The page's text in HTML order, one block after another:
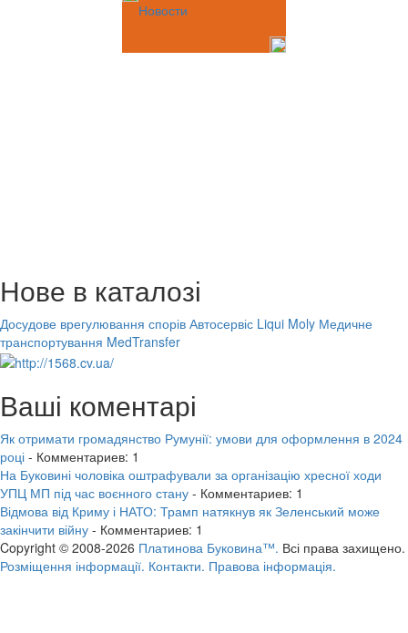
Новости
Нове в каталозі
Досудове врегулювання спорів Автосервіс Liqui Moly Медичне
транспортування MedTransfer
Ваші коментарі
Як отримати громадянство Румунії: умови для оформлення в 2024
році - Комментариев: 1
На Буковині чоловіка оштрафували за організацію хресної ходи
УПЦ МП під час воєнного стану - Комментариев: 1
Відмова від Криму і НАТО: Трамп натякнув як Зеленський може
закінчити війну - Комментариев: 1
Copyright © 2008-2026 Платинова Буковина™. Всі права захищено.
Розміщення інформації. Контакти. Правова інформація.